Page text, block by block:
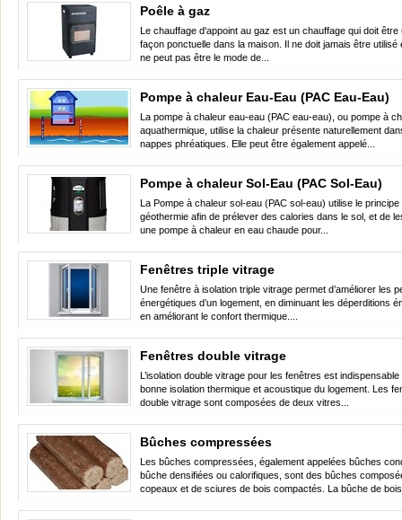
Poêle à gaz
Le chauffage d'appoint au gaz est un chauffage qui doit être
façon ponctuelle dans la maison. Il ne doit jamais être utilisé
ne peut pas être le mode de...
Pompe à chaleur Eau-Eau (PAC Eau-Eau)
La pompe à chaleur eau-eau (PAC eau-eau), ou pompe à
aquathermique, utilise la chaleur présente naturellement
nappes phréatiques. Elle peut être également appelé...
Pompe à chaleur Sol-Eau (PAC Sol-Eau)
La Pompe à chaleur sol-eau (PAC sol-eau) utilise le principe
géothermie afin de prélever des calories dans le sol, et de
une pompe à chaleur en eau chaude pour...
Fenêtres triple vitrage
Une fenêtre à isolation triple vitrage permet d’améliorer les
énergétiques d’un logement, en diminuant les déperditions
en améliorant le confort thermique....
Fenêtres double vitrage
L’isolation double vitrage pour les fenêtres est
bonne isolation thermique et acoustique du logement. Les
double vitrage sont composées de deux vitres...
Bûches compressées
Les bûches compressées, également appelées bûches
bûche densifiées ou calorifiques, sont des bûches
copeaux et de sciures de bois compactés. La bûche de